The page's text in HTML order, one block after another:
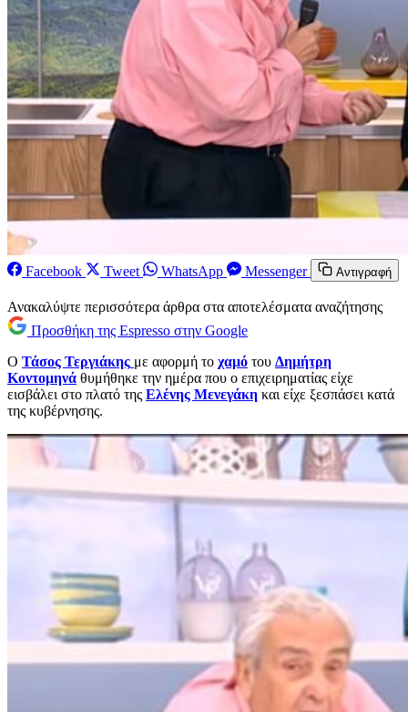
Facebook Tweet WhatsApp Messenger Αντιγραφή
Ανακαλύψτε περισσότερα άρθρα στα αποτελέσματα αναζήτησης
Προσθήκη της Espresso στην Google
Ο Τάσος Τεργιάκης με αφορμή το χαμό του Δημήτρη
Κοντομηνά θυμήθηκε την ημέρα που ο επιχειρηματίας είχε
εισβάλει στο πλατό της Ελένης Μενεγάκη και είχε ξεσπάσει κατά
της κυβέρνησης.